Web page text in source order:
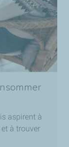
aspirent à
à trouver